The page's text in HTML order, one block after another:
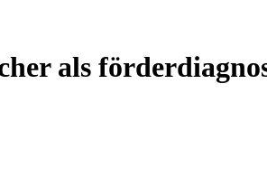
als